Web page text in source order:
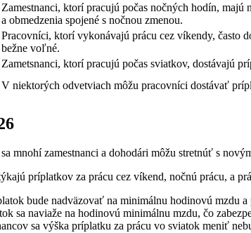
Zamestnanci, ktorí pracujú počas nočných hodín,
a obmedzenia spojené s nočnou zmenou.
Pracovníci, ktorí vykonávajú prácu cez víkendy, často
bežne voľné.
Zametsnanci, ktorí pracujú počas sviatkov, dostávajú
V niektorých odvetviach môžu pracovníci dostávať
mnohí zamestnanci a dohodári môžu stretnúť s
príplatkov za prácu cez víkend, nočnú prácu, a
bude nadväzovať na minimálnu hodinovú mzdu
sa naviaže na hodinovú minimálnu mzdu, čo
sa výška príplatku za prácu vo sviatok meniť